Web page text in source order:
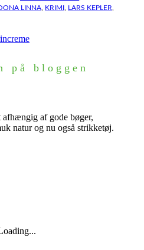
LINNA KRIMI LARS KEPLER
på bloggen
afhængig af gode bøger,
natur og nu også strikketøj.